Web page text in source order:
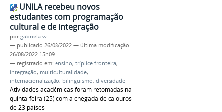
UNILA recebeu novos
estudantes com programação
cultural e de integração
porgabriela.w
— publicado 26/08/2022 — última modificação
26/08/2022 15h09
— registrado em: ensino, tríplice fronteira,
integração, multiculturalidade,
internacionalização, bilinguismo, diversidade
Atividades acadêmicas foram retomadas na
quinta-feira (25) com a chegada de calouros
de 23 países